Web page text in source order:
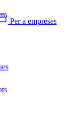
Per a empreses